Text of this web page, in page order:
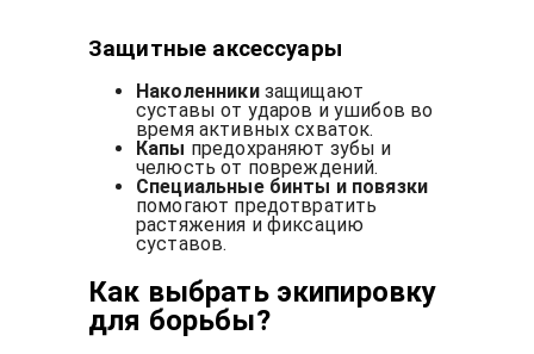
Защитные аксессуары
Наколенникизащищают
суставы от ударов и ушибов во
время активных схваток.
Капы предохраняют зубы и
челюсть от повреждений.
Специальные бинты и повязки
помогают предотвратить
растяжения и фиксацию
суставов.
Как выбрать экипировку
для борьбы?